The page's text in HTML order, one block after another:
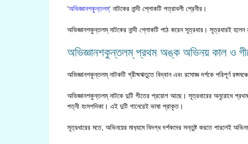
‘অভিজ্ঞানশকুন্তলম্‘ নাটকের নান্দী শ্লোকটি পত্রাবলী শ্রেনীর।
অভিজ্ঞানশকুন্তলম্ নাটকের নান্দী শ্লোকটি পাঠ করেন সূত্রধার। সূত্রধারই হলেন
অভিজ্ঞানশকুন্তলম্ প্রথম অঙ্ক অভিনয় কাল ও
অভিজ্ঞানশকুন্তলম্ নাটকটি গ্রীষ্মঋতুতে বিদ্বান এবং রসোজ্ঞ দর্শকে পরিপূর্ণ
অভিজ্ঞানশকুন্তলম্ নাটকে দুটি গীতের প্রয়োগ আছে। সূত্রধারের অনুরোধে প্রথম
পত্নী হংসপদিকা। এই দুটি গানেরেই ভাষা প্রাকৃত।
সূত্রধারের মতে, অভিনয়ের মাধ‍্যমে বিদগ্ধ দর্শকদের সন্তুষ্ট করতে পারলেই